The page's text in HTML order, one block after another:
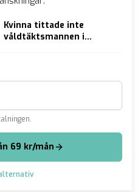
Kvinna tittade inte
våldtäktsmannen i
69 kr/mån